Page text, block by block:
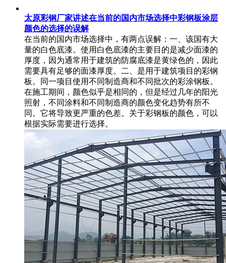
太原彩钢厂家讲述在当前的国内市场选择中彩钢板涂层
颜色的选择的误解
在当前的国内市场选择中，有两点误解：一、该国有大
量的白色底漆。使用白色底漆的主要目的是减少面漆的
厚度，因为通常用于建筑的防腐底漆是黄绿色的，因此
需要具有足够的面漆厚度。二、是用于建筑项目的彩钢
板。同一项目使用不同制造商和不同批次的彩涂钢板。
在施工期间，颜色似乎是相同的，但是经过几年的阳光
照射，不同涂料和不同制造商的颜色变化趋势有所不
同。它将导致更严重的色差。关于彩钢板的颜色，可以
根据实际需要进行选择。